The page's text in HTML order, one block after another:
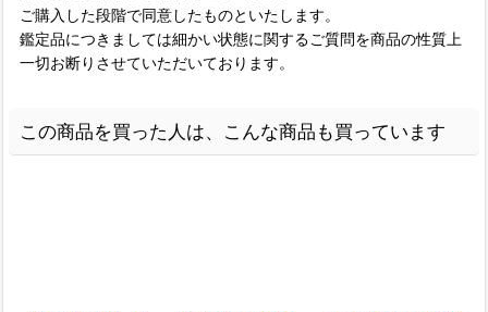
ご購入した段階で同意したものといたします。
鑑定品につきましては細かい状態に関するご質問を商品の性質上
一切お断りさせていただいております。
この商品を買った人は、こんな商品も買っています